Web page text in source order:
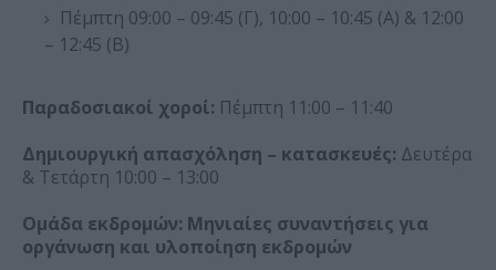
Πέμπτη 09:00 – 09:45 (Γ), 10:00 – 10:45 (Α) & 12:00
– 12:45 (Β)
Παραδοσιακοί χοροί: Πέμπτη 11:00 – 11:40
Δημιουργική απασχόληση – κατασκευές: Δευτέρα
& Τετάρτη 10:00 – 13:00
Ομάδα εκδρομών: Μηνιαίες συναντήσεις για
οργάνωση και υλοποίηση εκδρομών